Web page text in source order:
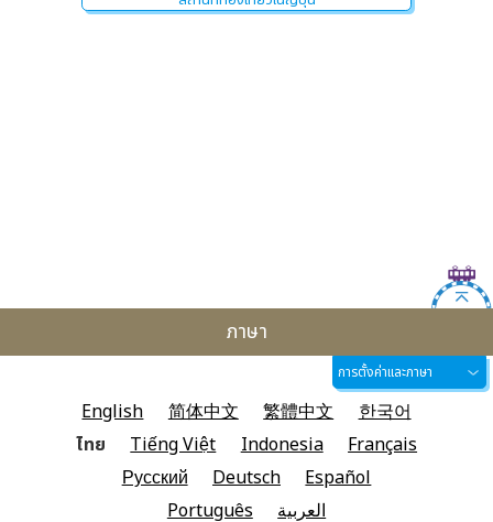
ภาษา
การตั้งค่าและภาษา
English 简体中文 繁體中文
한국어
ไทย
Tiếng Việt Indonesia
Français
Русский
Deutsch
Español
Português
العربية